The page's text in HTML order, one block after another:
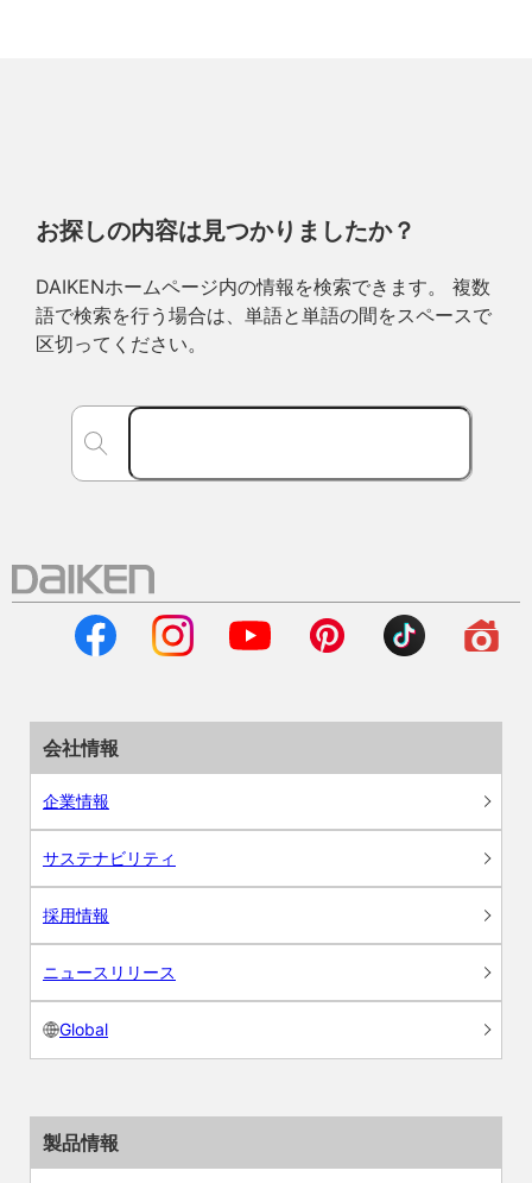
お探しの内容は見つかりましたか？
DAIKENホームページ内の情報を検索できます。 複数
語で検索を行う場合は、単語と単語の間をスペースで
区切ってください。
会社情報
企業情報
サステナビリティ
採用情報
ニュースリリース
Global
製品情報